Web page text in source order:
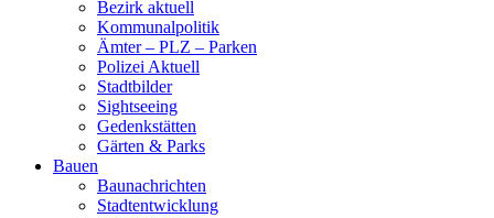
Bezirk aktuell
Kommunalpolitik
Ämter – PLZ – Parken
Polizei Aktuell
Stadtbilder
Sightseeing
Gedenkstätten
Gärten & Parks
Bauen
Baunachrichten
Stadtentwicklung